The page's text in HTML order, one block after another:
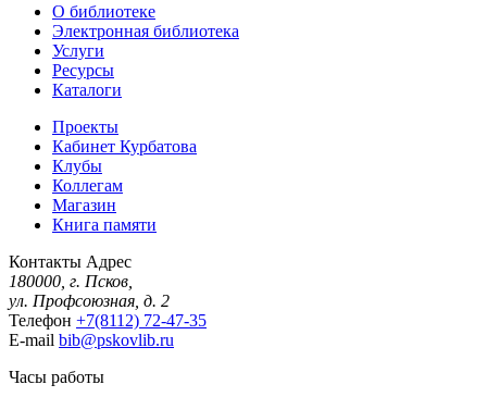
О библиотеке
Электронная библиотека
Услуги
Ресурсы
Каталоги
Проекты
Кабинет Курбатова
Клубы
Коллегам
Магазин
Книга памяти
Контакты Адрес
180000, г. Псков,
ул. Профсоюзная, д. 2
Телефон +7(8112) 72-47-35
E-mail bib@pskovlib.ru
Часы работы